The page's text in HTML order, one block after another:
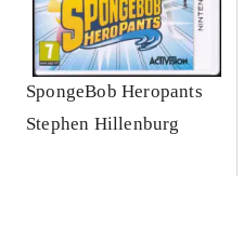
SpongeBob Heropants
Stephen Hillenburg